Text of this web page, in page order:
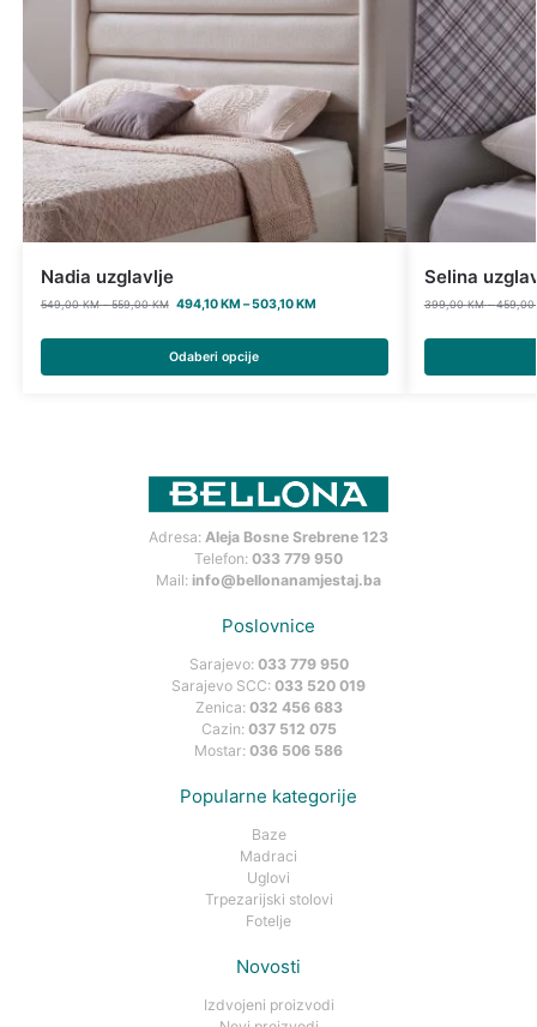
Nadia uzglavlje
549,00KM – 559,00KM 494,10KM –503,10KM
Odaberi opcije
Selina
399,00KM – 459,00
Adresa: Aleja Bosne Srebrene 123
Telefon: 033 779 950
Mail: info@bellonanamjestaj.ba
Poslovnice
Sarajevo: 033 779 950
Sarajevo SCC: 033 520 019
Zenica: 032 456 683
Cazin: 037 512 075
Mostar: 036 506 586
Popularne kategorije
Baze
Madraci
Uglovi
Trpezarijski stolovi
Fotelje
Novosti
Izdvojeni proizvodi